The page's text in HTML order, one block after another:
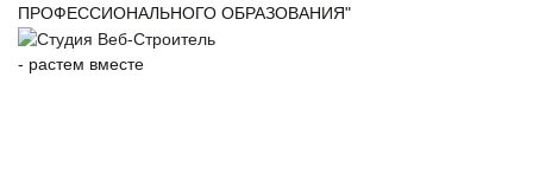
ПРОФЕССИОНАЛЬНОГО ОБРАЗОВАНИЯ"
- растем вместе